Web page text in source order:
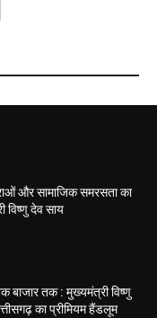
और सामाजिक समरसता का
देव साय
बाजार तक : मुख्यमंत्री विष्णु
का प्रीमियम हैंडलूम